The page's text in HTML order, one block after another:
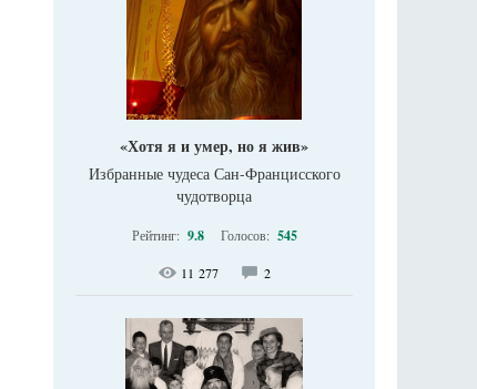
«Хотя я и умер, но я жив»
Избранные чудеса Сан-Францисского
чудотворца
Рейтинг: 9.8 Голосов: 545
11 277 2